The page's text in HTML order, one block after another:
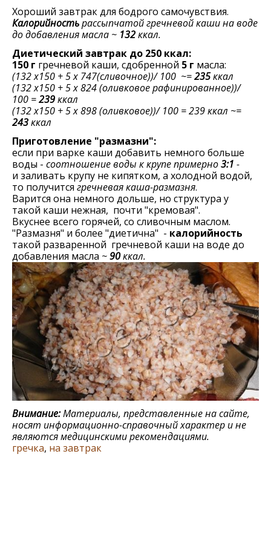
Хороший завтрак для бодрого самочувствия.
Калорийностьрассыпчатой гречневой каши на воде
до добавления масла ~ 132ккал.
Диетический завтрак до 250 ккал:
150 г гречневой каши, сдобренной 5 г масла:
(132 х150 + 5 х 747(сливочное))/ 100 ~=235ккал
(132 х150 + 5 х 824 (оливковое рафинированное))/
100 =239ккал
(132 х150 + 5 х 898 (оливковое))/ 100 = 239 ккал ~=
243ккал
Приготовление "размазни":
если при варке каши добавить немного больше
воды - соотношение воды к крупе примерно3:1 -
и заливать крупу не кипятком, а холодной водой,
то получится гречневая каша-размазня.
Варится она немного дольше, но структура у
такой каши нежная, почти "кремовая".
Вкуснее всего горячей, со сливочным маслом.
"Размазня" и более "диетична" - калорийность
такой разваренной гречневой каши на воде до
добавления масла ~90ккал.
Внимание:Материалы, представленные на сайте,
носят информационно-справочный характер и не
являются медицинскими рекомендациями.
гречка, на завтрак